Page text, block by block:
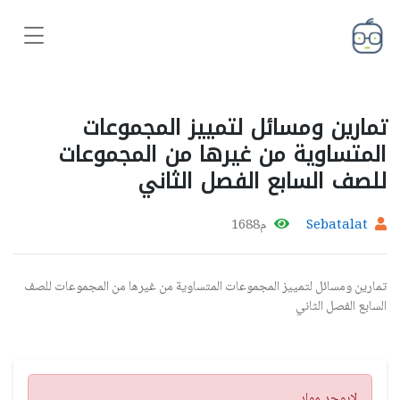
تمارين ومسائل لتمييز المجموعات
المتساوية من غيرها من المجموعات
للصف السابع الفصل الثاني
Sebatalat م1688
تمارين ومسائل لتمييز المجموعات المتساوية من غيرها من المجموعات للصف
السابع الفصل الثاني